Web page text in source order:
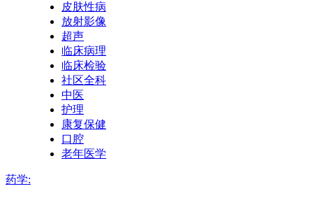
皮肤性病
放射影像
超声
临床病理
临床检验
社区全科
中医
护理
康复保健
口腔
老年医学
药学: